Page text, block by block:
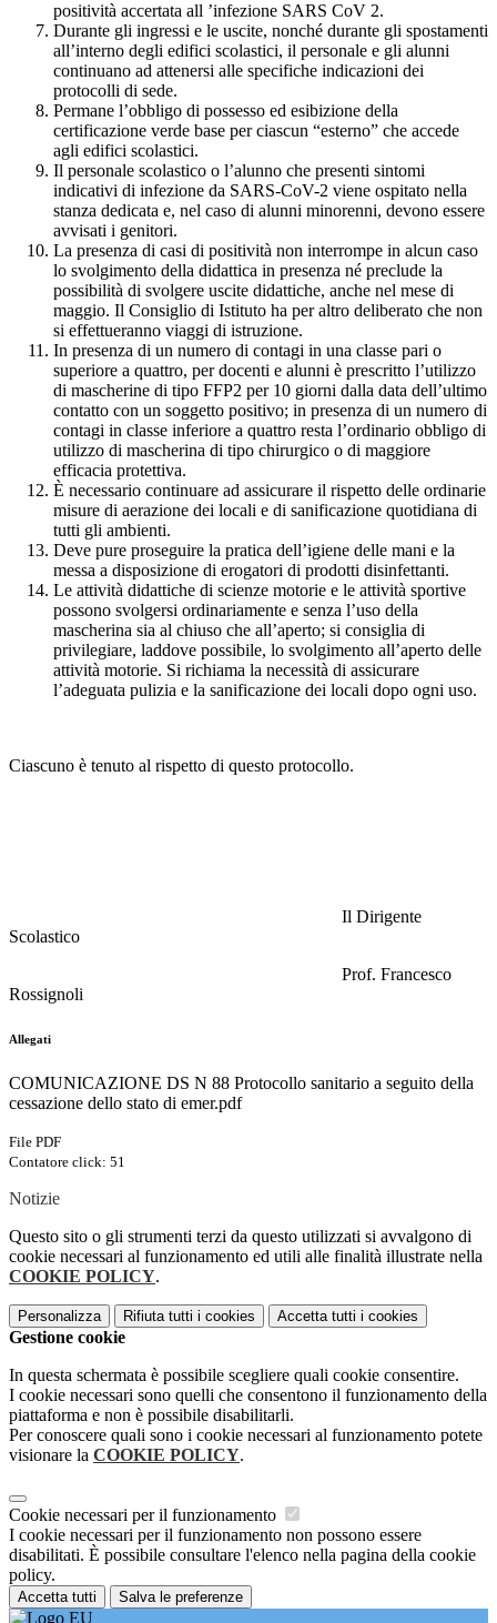
positività accertata all ’infezione SARS CoV 2.
Durante gli ingressi e le uscite, nonché durante gli spostamenti
all’interno degli edifici scolastici, il personale e gli alunni
continuano ad attenersi alle specifiche indicazioni dei
protocolli di sede.
Permane l’obbligo di possesso ed esibizione della
certificazione verde base per ciascun “esterno” che accede
agli edifici scolastici.
Il personale scolastico o l’alunno che presenti sintomi
indicativi di infezione da SARS-CoV-2 viene ospitato nella
stanza dedicata e, nel caso di alunni minorenni, devono essere
avvisati i genitori.
La presenza di casi di positività non interrompe in alcun caso
lo svolgimento della didattica in presenza né preclude la
possibilità di svolgere uscite didattiche, anche nel mese di
maggio. Il Consiglio di Istituto ha per altro deliberato che non
si effettueranno viaggi di istruzione.
In presenza di un numero di contagi in una classe pari o
superiore a quattro, per docenti e alunni è prescritto l’utilizzo
di mascherine di tipo FFP2 per 10 giorni dalla data dell’ultimo
contatto con un soggetto positivo; in presenza di un numero di
contagi in classe inferiore a quattro resta l’ordinario obbligo di
utilizzo di mascherina di tipo chirurgico o di maggiore
efficacia protettiva.
È necessario continuare ad assicurare il rispetto delle ordinarie
misure di aerazione dei locali e di sanificazione quotidiana di
tutti gli ambienti.
Deve pure proseguire la pratica dell’igiene delle mani e la
messa a disposizione di erogatori di prodotti disinfettanti.
Le attività didattiche di scienze motorie e le attività sportive
possono svolgersi ordinariamente e senza l’uso della
mascherina sia al chiuso che all’aperto; si consiglia di
privilegiare, laddove possibile, lo svolgimento all’aperto delle
attività motorie. Si richiama la necessità di assicurare
l’adeguata pulizia e la sanificazione dei locali dopo ogni uso.
Ciascuno è tenuto al rispetto di questo protocollo.
Il Dirigente
Scolastico
Prof. Francesco
Rossignoli
Allegati
COMUNICAZIONE DS N 88 Protocollo sanitario a seguito della
cessazione dello stato di emer.pdf
File PDF
Contatore click: 51
Notizie
Questo sito o gli strumenti terzi da questo utilizzati si avvalgono di
cookie necessari al funzionamento ed utili alle finalità illustrate nella
COOKIE POLICY.
Personalizza Rifiuta tutti i cookies Accetta tutti i cookies
Gestione cookie
In questa schermata è possibile scegliere quali cookie consentire.
I cookie necessari sono quelli che consentono il funzionamento della
piattaforma e non è possibile disabilitarli.
Per conoscere quali sono i cookie necessari al funzionamento potete
visionare la COOKIE POLICY.
Cookie necessari per il funzionamento
I cookie necessari per il funzionamento non possono essere
disabilitati. È possibile consultare l'elenco nella pagina della cookie
policy.
Accetta tutti Salva le preferenze